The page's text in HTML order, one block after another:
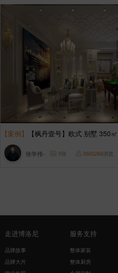
【案例】 【枫丹壹号】欧式 别墅 350㎡
张学伟- 9张 3665266浏览
走进博洛尼
品牌故事
品牌大片
服务支持
整体家装
整体厨房